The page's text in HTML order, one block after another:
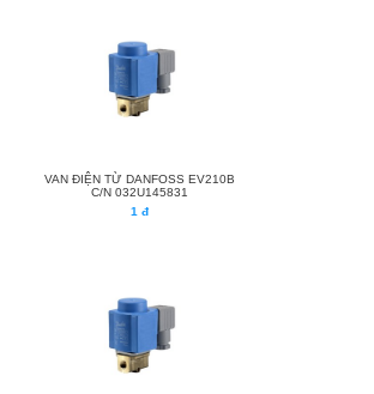
VAN ĐIỆN TỪ DANFOSS EV210B
C/N 032U145831
1 đ